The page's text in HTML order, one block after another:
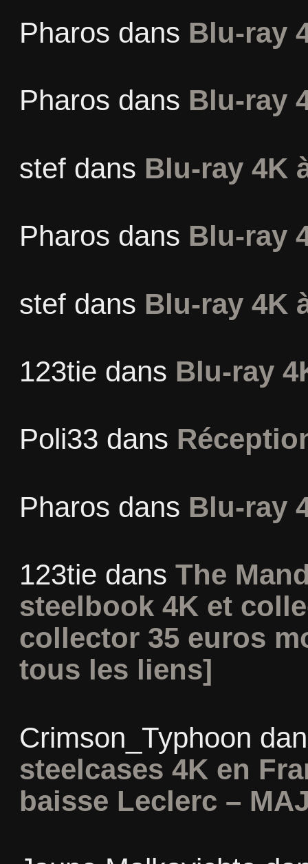
Pharos dans Blu-ray
Pharos dans Blu-ray
stefdans Blu-ray 4K
Pharos dans Blu-ray
stefdans Blu-ray 4K
123tie dans Blu-ray
Poli33 dans
Pharos dans Blu-ray
123tie dans The
steelbook 4K et
collector 35 euros
tous les liens]
Crimson_Typhoon
steelcases 4K en
baisse Leclerc –